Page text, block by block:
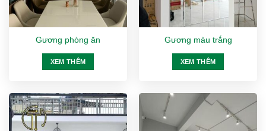
Gương phòng ăn
XEM THÊM
Gương màu trắng
XEM THÊM